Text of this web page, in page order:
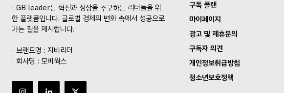
· GB leader는 혁신과 성장을 추구하는 리더들을 위
한 플랫폼입니다. 글로벌 경제의 변화 속에서 성공으로
가는 길을 제시합니다.
· 브랜드명 : 지비리더
· 회사명 : 모비웍스
구독 플랜
마이페이지
광고 및 제휴문의
구독자 의견
개인정보취급방침
청소년보호정책